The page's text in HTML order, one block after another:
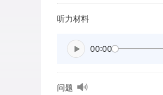
听力材料
00:00
问题